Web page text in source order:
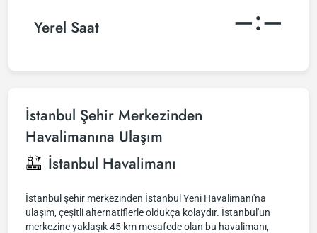
Yerel Saat –:–
İstanbul Şehir Merkezinden
Havalimanına Ulaşım
İstanbul Havalimanı
İstanbul şehir merkezinden İstanbul Yeni Havalimanı'na
ulaşım, çeşitli alternatiflerle oldukça kolaydır. İstanbul'un
merkezine yaklaşık 45 km mesafede olan bu havalimanı,